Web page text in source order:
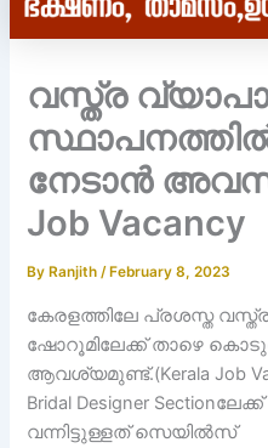
വസ്ത്ര
നേടാൻ
Job Vacancy
By Ranjith/ February 8, 2023
കേരളത്തിലേ പ്രശസ്ത
ഷോറൂമിലേക്ക് താഴെ
ആവശ്യമുണ്ട്.(Kerala Job
Bridal Designer
വന്നിട്ടുള്ളത് സെയിൽസ്